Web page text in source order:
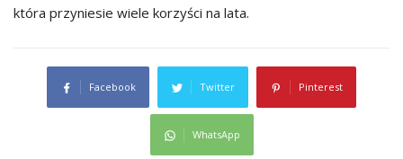
która przyniesie wiele korzyści na lata.
Facebook Twitter Pinterest
WhatsApp